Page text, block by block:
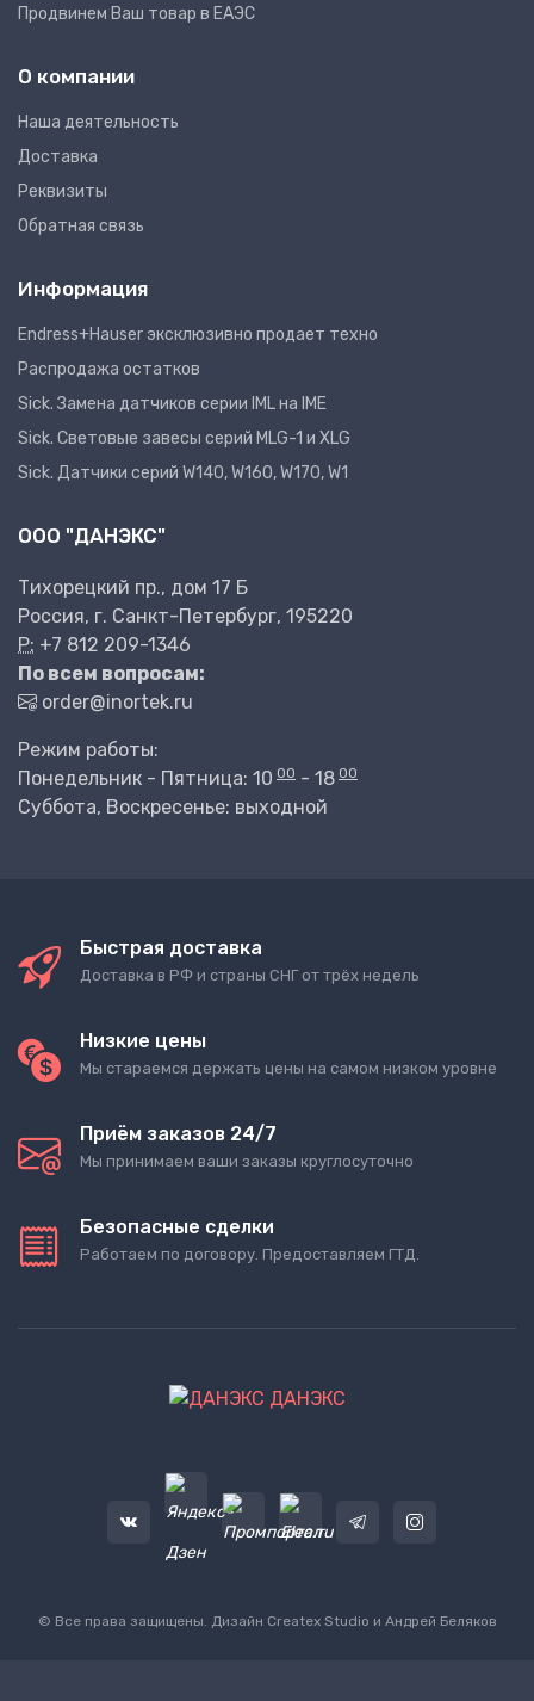
Продвинем Ваш товар в ЕАЭС
О компании
Наша деятельность
Доставка
Реквизиты
Обратная связь
Информация
Endress+Hauser эксклюзивно продает техно
Распродажа остатков
Sick. Замена датчиков серии IML на IME
Sick. Световые завесы серий MLG-1 и XLG
Sick. Датчики серий W140, W160, W170, W1
ООО "ДАНЭКС"
Тихорецкий пр., дом 17 Б
Россия, г. Санкт-Петербург, 195220
P: +7 812 209-1346
По всем вопросам:
order@inortek.ru
Режим работы:
Понедельник - Пятница: 10 00 - 18 00
Суббота, Воскресенье: выходной
Быстрая доставка
Доставка в РФ и страны СНГ от трёх недель
Низкие цены
Мы стараемся держать цены на самом низком уровне
Приём заказов 24/7
Мы принимаем ваши заказы круглосуточно
Безопасные сделки
Работаем по договору. Предоставляем ГТД.
ДАНЭКС
© Все права защищены. Дизайн Createx Studio и Андрей Беляков